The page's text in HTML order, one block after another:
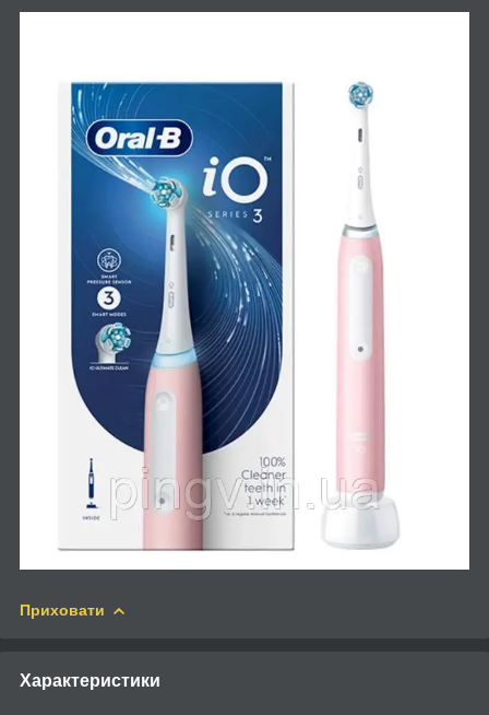
Приховати
Характеристики